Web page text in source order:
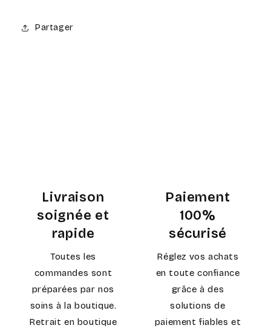
Partager
Livraison
soignée et
rapide
Toutes les
commandes sont
préparées par nos
soins à la boutique.
Retrait en boutique
Paiement
100%
sécurisé
Réglez vos achats
en toute confiance
grâce à des
solutions de
paiement fiables et